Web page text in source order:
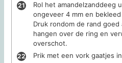
Rol het amandelzanddeeg
ongeveer 4 mm en
Druk rondom de rand
hangen over de ring en
overschot.
Prik met een vork gaatjes